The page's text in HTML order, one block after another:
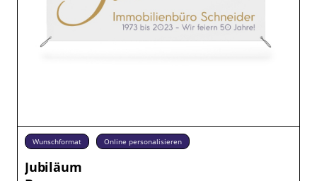
Wunschformat Online personalisieren
Jubiläum